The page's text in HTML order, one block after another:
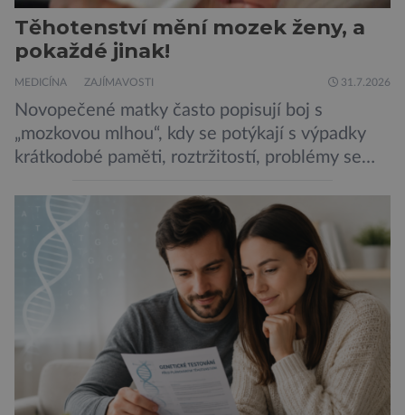
Těhotenství mění mozek ženy, a
pokaždé jinak!
MEDICÍNA ZAJÍMAVOSTI 31.7.2026
Novopečené matky často popisují boj s
„mozkovou mlhou“, kdy se potýkají s výpadky
krátkodobé paměti, roztržitostí, problémy se
obtíže byly dlouhou dobu připisovány
nedostatku spánku a stresu při péči o
novorozence. Nyní se však ukazuje, že za tím
stojí změny v mozku vyvolané těhotenstvím!
Poporodní mozková mlha, v angličtině […]